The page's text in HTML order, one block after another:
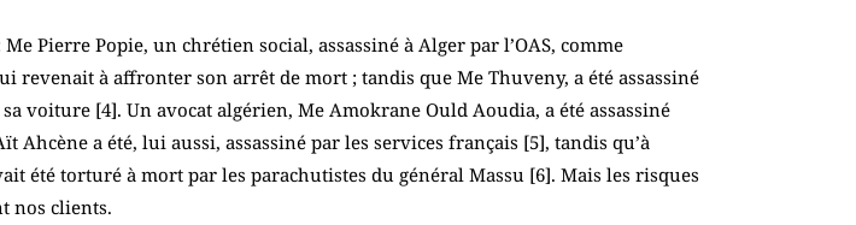
Pierre Popie, un chrétien social, assassiné à Alger par l’OAS, comme
revenait à affronter son arrêt de mort ; tandis que Me Thuveny, a été assassiné
sa voiture [4]. Un avocat algérien, Me Amokrane Ould Aoudia, a été assassiné
Ahcène a été, lui aussi, assassiné par les services français [5], tandis qu’à
été torturé à mort par les parachutistes du général Massu [6]. Mais les risques
nos clients.